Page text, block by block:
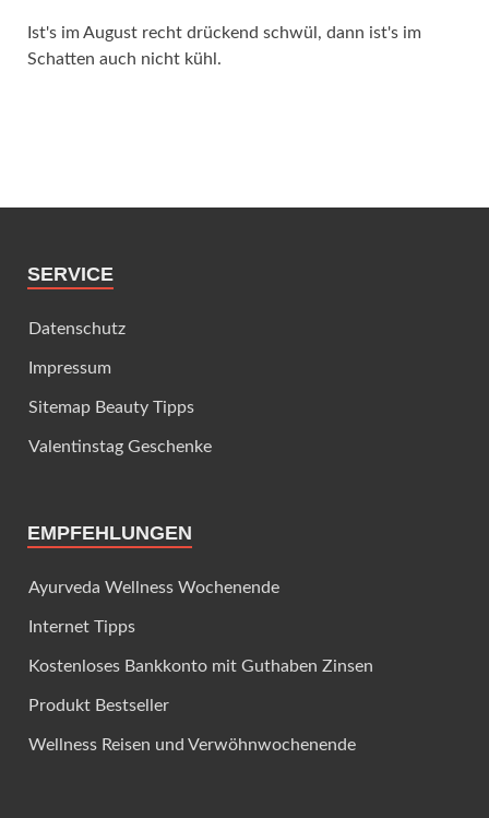
Ist's im August recht drückend schwül, dann ist's im
Schatten auch nicht kühl.
SERVICE
Datenschutz
Impressum
Sitemap Beauty Tipps
Valentinstag Geschenke
EMPFEHLUNGEN
Ayurveda Wellness Wochenende
Internet Tipps
Kostenloses Bankkonto mit Guthaben Zinsen
Produkt Bestseller
Wellness Reisen und Verwöhnwochenende